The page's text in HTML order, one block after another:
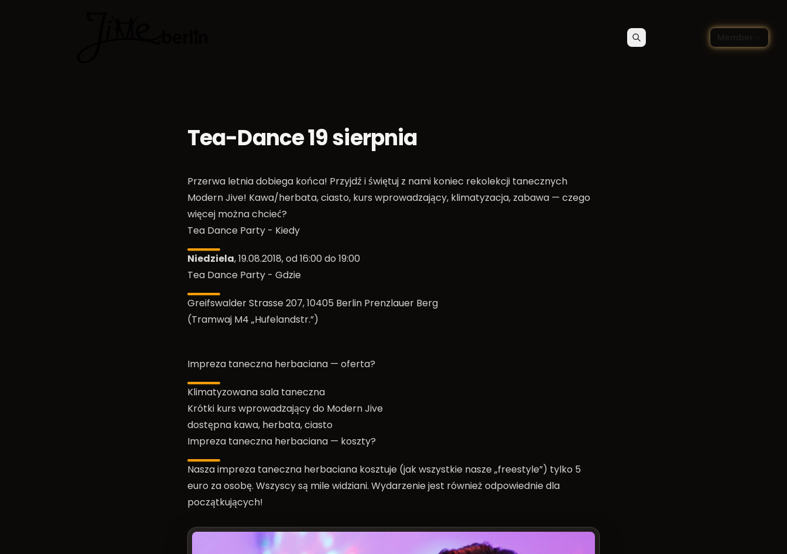
Szukaj Wybierz język — Polski
Tea-Dance 19 sierpnia
Przerwa letnia dobiega końca! Przyjdź i świętuj z nami koniec rekolekcji tanecznych
Modern Jive! Kawa/herbata, ciasto, kurs wprowadzający, klimatyzacja, zabawa — czego
więcej można chcieć?
Tea Dance Party - Kiedy
Niedziela, 19.08.2018, od 16:00 do 19:00
Tea Dance Party - Gdzie
Greifswalder Strasse 207, 10405 Berlin Prenzlauer Berg
(Tramwaj M4 „Hufelandstr.”)
Impreza taneczna herbaciana — oferta?
Klimatyzowana sala taneczna
Krótki kurs wprowadzający do Modern Jive
dostępna kawa, herbata, ciasto
Impreza taneczna herbaciana — koszty?
Nasza impreza taneczna herbaciana kosztuje (jak wszystkie nasze „freestyle”) tylko 5
euro za osobę. Wszyscy są mile widziani. Wydarzenie jest również odpowiednie dla
początkujących!